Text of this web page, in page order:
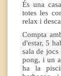
És una
totes les
relax i
Compta
d'estar, 5
sala de
pong, i un
ha la